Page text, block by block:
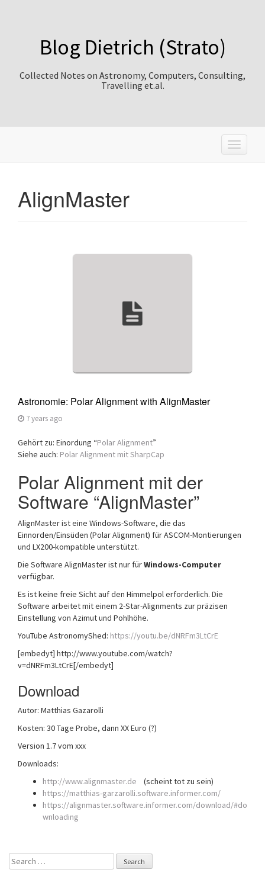
Blog Dietrich (Strato)
Collected Notes on Astronomy, Computers, Consulting,
Travelling et.al.
T
o
AlignMaster
Astronomie: Polar Alignment with AlignMaster
7 years ago
Gehört zu: Einordung “Polar Alignment”
Siehe auch: Polar Alignment mit SharpCap
Polar Alignment mit der
Software “AlignMaster”
AlignMaster ist eine Windows-Software, die das
Einnorden/Einsüden (Polar Alignment) für ASCOM-Montierungen
und LX200-kompatible unterstützt.
Die Software AlignMaster ist nur fürWindows-Computer
verfügbar.
Es ist keine freie Sicht auf den Himmelpol erforderlich. Die
Software arbeitet mit einem 2-Star-Alignments zur präzisen
Einstellung von Azimut und Pohlhöhe.
YouTube AstronomyShed: https://youtu.be/dNRFm3LtCrE
[embedyt] http://www.youtube.com/watch?
v=dNRFm3LtCrE[/embedyt]
Download
Autor: Matthias Gazarolli
Kosten: 30 Tage Probe, dann XX Euro (?)
Version 1.7 vom xxx
Downloads:
http://www.alignmaster.de (scheint tot zu sein)
https://matthias-garzarolli.software.informer.com/
https://alignmaster.software.informer.com/download/#do
wnloading
Search
for: